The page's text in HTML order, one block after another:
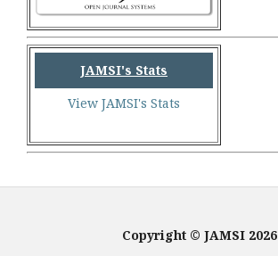
JAMSI's Stats
View JAMSI's Stats
Copyright © JAMSI 2026